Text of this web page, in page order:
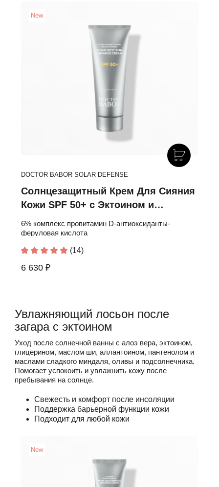
New
DOCTOR BABOR SOLAR DEFENSE
Солнцезащитный Крем Для Сияния
Кожи SPF 50+ с Эктоином и
Провитамином D
6% комплекс провитамин D-антиоксиданты-
феруловая кислота
(14)
6 630 ₽
Увлажняющий лосьон после
загара с эктоином
Уход после солнечной ванны с алоэ вера, эктоином,
глицерином, маслом ши, аллантоином, пантенолом и
маслами сладкого миндаля, оливы и подсолнечника.
Помогает успокоить и увлажнить кожу после
пребывания на солнце.
Свежесть и комфорт после инсоляции
Поддержка барьерной функции кожи
Подходит для любой кожи
New